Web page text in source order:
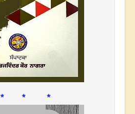
* * *